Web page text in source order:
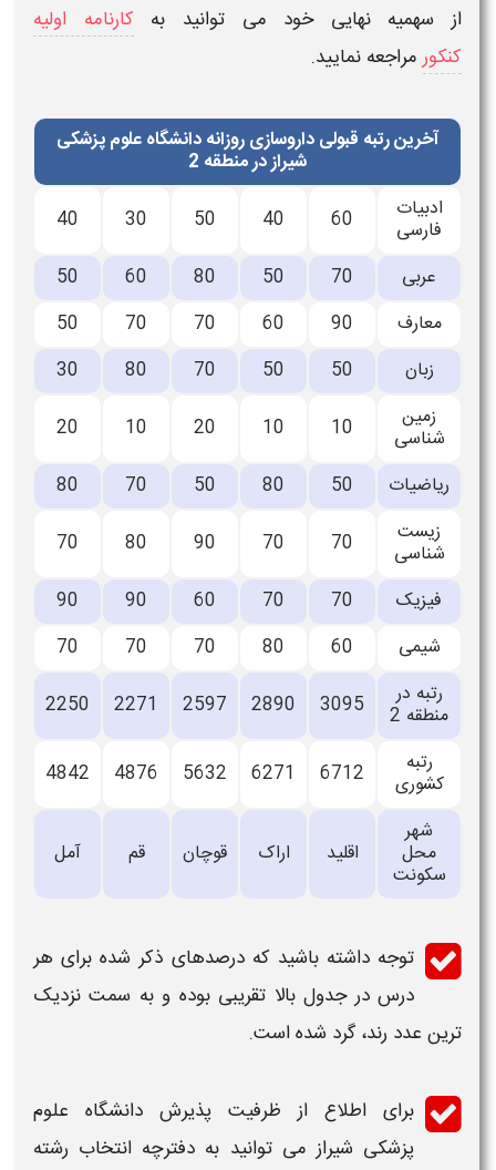
از سهمیه نهایی خود می توانید به کارنامه اولیه
کنکورمراجعه نمایید.
آخرین رتبه قبولی داروسازی روزانه دانشگاه علوم پزشکی
شیراز در منطقه 2
ادبیات
فارسی 60
40
50
30
40
عربی
70
50
80
60
50
معارف
90
60
70
70
50
زبان
50
50
70
80
30
زمین
شناسی 10
10
20
10
20
ریاضیات
50
80
50
70
80
زیست
شناسی 70
70
90
80
70
فیزیک
70
70
60
90
90
شیمی
60
80
70
70
70
رتبه در
منطقه 2 3095
2890
2597
2271
2250
رتبه
کشوری 6712
6271
5632
4876
4842
شهر
محل
سکونت
اقلید اراک قوچان قم آمل
توجه داشته باشید که درصدهای ذکر شده برای هر
درس در جدول بالا تقریبی بوده و به سمت نزدیک
ترین عدد رند، گرد شده است.
برای اطلاع از ظرفیت پذیرش دانشگاه علوم
پزشکی شیراز می توانید به دفترچه انتخاب رشته